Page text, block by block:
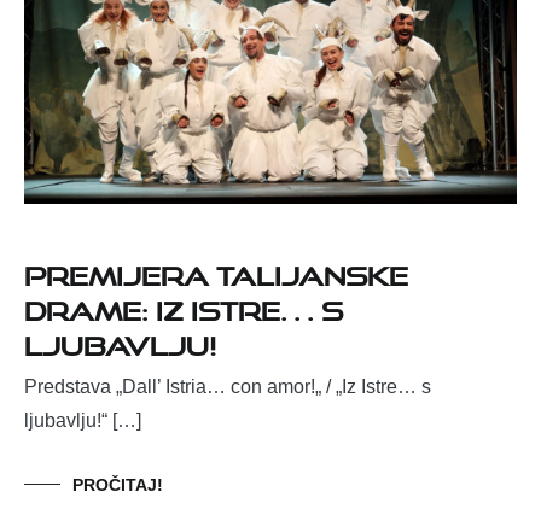
Premijera Talijanske
drame: Iz Istre… s
ljubavlju!
Predstava „Dall’ Istria… con amor!„ / „Iz Istre… s
ljubavlju!“ […]
PROČITAJ!